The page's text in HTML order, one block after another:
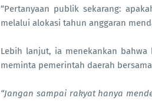
“Pertanyaan publik sekarang:
melalui alokasi tahun anggaran
Lebih lanjut, ia menekankan
meminta pemerintah daerah
“Jangan sampai rakyat hanya